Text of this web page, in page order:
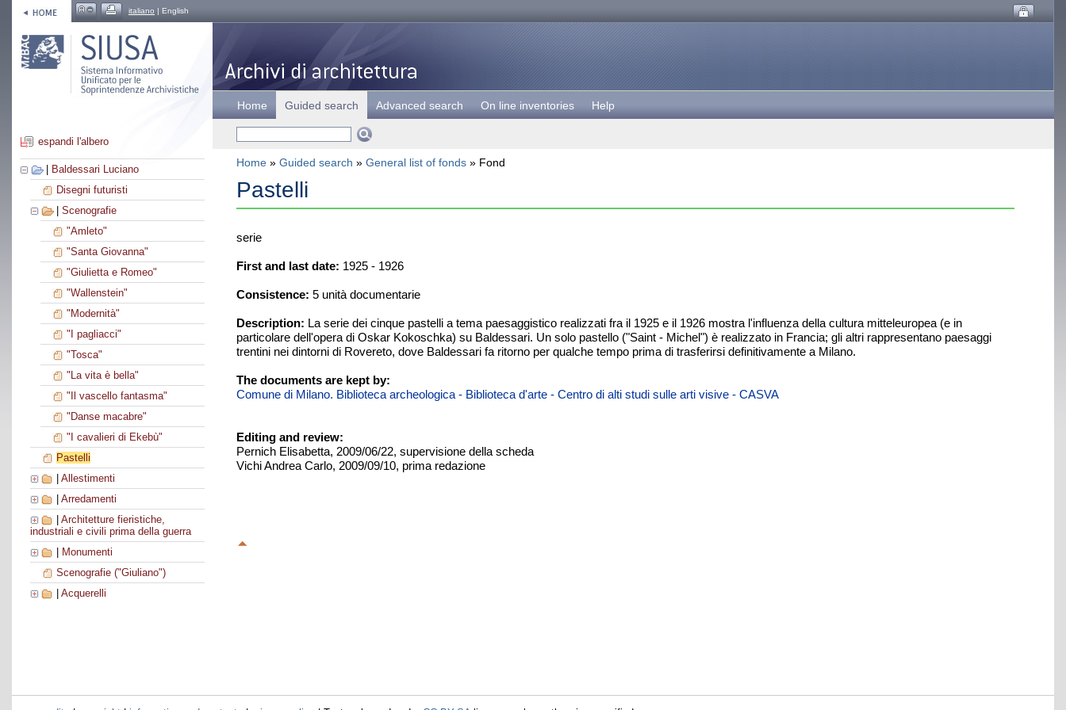
italiano | English
espandi l'albero
Baldessari Luciano
Disegni futuristi
Scenografie
"Amleto"
"Santa Giovanna"
"Giulietta e Romeo"
"Wallenstein"
"Modernità"
"I pagliacci"
"Tosca"
"La vita è bella"
"Il vascello fantasma"
"Danse macabre"
"I cavalieri di Ekebù"
Pastelli
Allestimenti
Arredamenti
Architetture fieristiche,
industriali e civili prima della guerra
Monumenti
Scenografie ("Giuliano")
Acquerelli
Home Guided search Advanced search On line inventories Help
Home » Guided search » General list of fonds » Fond
Pastelli
serie
First and last date: 1925 - 1926
Consistence: 5 unità documentarie
Description: La serie dei cinque pastelli a tema paesaggistico realizzati fra il 1925 e il 1926 mostra l'influenza della cultura mitteleuropea (e in
particolare dell'opera di Oskar Kokoschka) su Baldessari. Un solo pastello ("Saint - Michel") è realizzato in Francia; gli altri rappresentano paesaggi
trentini nei dintorni di Rovereto, dove Baldessari fa ritorno per qualche tempo prima di trasferirsi definitivamente a Milano.
The documents are kept by:
Comune di Milano. Biblioteca archeologica - Biblioteca d'arte - Centro di alti studi sulle arti visive - CASVA
Editing and review:
Pernich Elisabetta, 2009/06/22, supervisione della scheda
Vichi Andrea Carlo, 2009/09/10, prima redazione